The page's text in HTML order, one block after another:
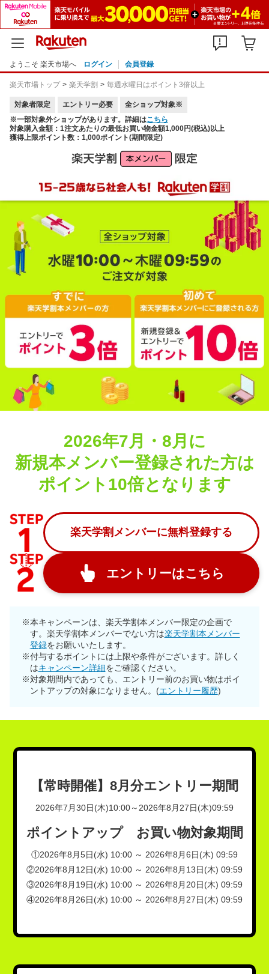
ようこそ 楽天市場へ ログイン 会員登録
楽天市場トップ 楽天学割 毎週水曜日はポイント3倍以上
対象者限定 エントリー必要
全ショップ対象※
※一部対象外ショップがあります。詳細はこちら
対象購入金額：1注文あたりの最低お買い物金額1,000円(税込)以上
獲得上限ポイント数：1,000ポイント(期間限定)
2026年7月・8月に
新規本メンバー登録された方は
ポイント10倍となります
楽天学割メンバーに無料登録する
エントリーはこちら
※本キャンペーンは、楽天学割本メンバー限定の企画で
す。楽天学割本メンバーでない方は楽天学割本メンバー
登録をお願いいたします。
※付与するポイントには上限や条件がございます。詳しく
はキャンペーン詳細をご確認ください。
※対象期間内であっても、エントリー前のお買い物はポイ
ントアップの対象になりません。(エントリー履歴)
【常時開催】8月分エントリー期間
2026年7月30日(木)10:00～2026年8月27日(木)09:59
ポイントアップ お買い物対象期間
①2026年8月5日(水) 10:00 ～ 2026年8月6日(木) 09:59
②2026年8月12日(水) 10:00 ～ 2026年8月13日(木) 09:59
③2026年8月19日(水) 10:00 ～ 2026年8月20日(木) 09:59
④2026年8月26日(水) 10:00 ～ 2026年8月27日(木) 09:59